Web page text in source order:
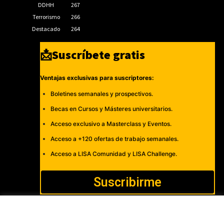
DDHH
267
Terrorismo
266
Destacado
264
📩Suscríbete gratis
Ventajas exclusivas para suscriptores:
Boletines semanales y prospectivos.
Becas en Cursos y Másteres universitarios.
Acceso exclusivo a Masterclass y Eventos.
Acceso a +120 ofertas de trabajo semanales.
Acceso a LISA Comunidad y LISA Challenge.
Suscribirme